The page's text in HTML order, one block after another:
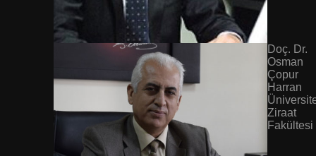
Doç. Dr.
Osman
Çopur
Harran
Ziraat
Fakültesi